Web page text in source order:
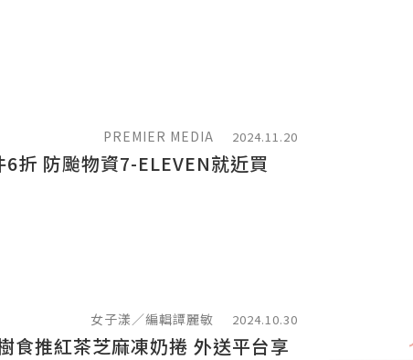
PREMIER MEDIA 2024.11.20
折 防颱物資7-ELEVEN就近買
女子漾／編輯譚麗敏 2024.10.30
食推紅茶芝麻凍奶捲 外送平台享